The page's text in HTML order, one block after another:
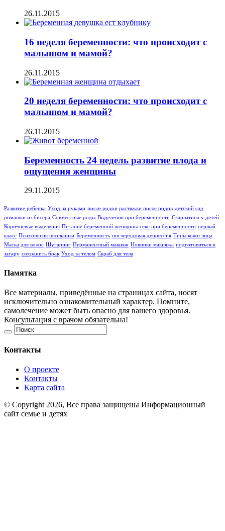
26.11.2015
16 неделя беременности: что происходит с
малышом и мамой?
26.11.2015
20 неделя беременности: что происходит с
малышом и мамой?
26.11.2015
Беременность 24 недель развитие плода и
ощущения женщины
29.11.2015
Развитие ребенка Уход за руками после родов растяжки после родов детский сад
ромашки из бисера Совместные роды Выделения при беременности Скарлатина у детей
Коричневые выделения Питание беременной женщины секс при беременности первый
класс Психология школьника Беременность послеродовая депрессия Типы кожи лица
Маска для волос Шугаринг Перманентный макияж Новинки макияжа подготовиться к
загару сохранить брак Уход за телом Скраб для тела
Памятка
Все материалы, приведённые на страницах сайта, носят
исключительно ознакомительный характер. Помните,
самолечение может быть опасно для вашего здоровья.
Консультация с врачом обязательна!
Контакты
О проекте
Контакты
Карта сайта
© Copyright 2026, Все права защищены Информационный
сайт семье и детях